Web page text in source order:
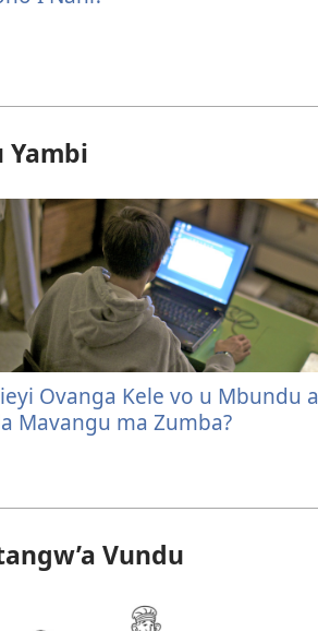
Yambi
Ovanga Kele vo u Mbundu a
Mavangu ma Zumba?
Vundu